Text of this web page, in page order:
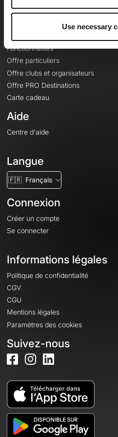
Use necessary
Fonctionnalités
Offre particuliers
Offre clubs et organisateurs
Offre PRO Destinations
Carte cadeau
Aide
Centre d'aide
Langue
🇫🇷 Français
Connexion
Créer un compte
Se connecter
Informations légales
Politique de confidentialité
CGV
CGU
Mentions légales
Paramètres des cookies
Suivez-nous